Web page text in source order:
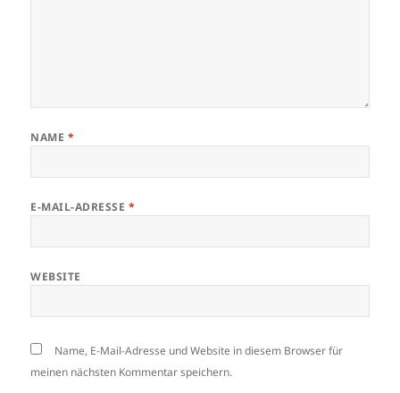
NAME *
E-MAIL-ADRESSE *
WEBSITE
Name, E-Mail-Adresse und Website in diesem Browser für
meinen nächsten Kommentar speichern.